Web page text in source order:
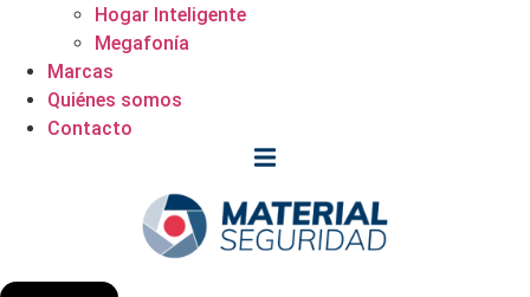
Hogar Inteligente
Megafonía
Marcas
Quiénes somos
Contacto